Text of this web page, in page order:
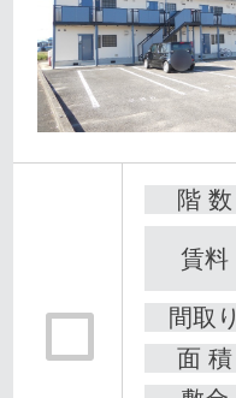
階 数
賃料
間取り
面 積